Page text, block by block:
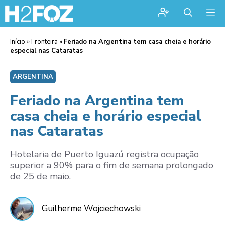
Início »Fronteira » Feriado na Argentina tem casa cheia e horário
especial nas Cataratas
ARGENTINA
Feriado na Argentina tem
casa cheia e horário especial
nas Cataratas
Hotelaria de Puerto Iguazú registra ocupação
superior a 90% para o fim de semana prolongado
de 25 de maio.
Guilherme Wojciechowski